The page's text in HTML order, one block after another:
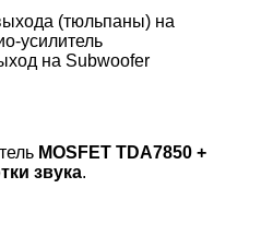
(тюльпаны) на
усилитель
на Subwoofer
MOSFET TDA7850 +
звука.